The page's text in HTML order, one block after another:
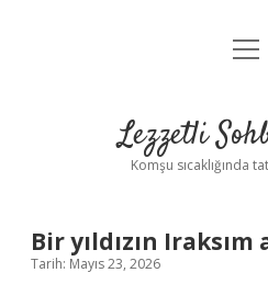
Yasal
Lezzetli
Komşu sıcaklığında
Bir yıldızın Iraksım
Tarih: Mayıs 23, 2026